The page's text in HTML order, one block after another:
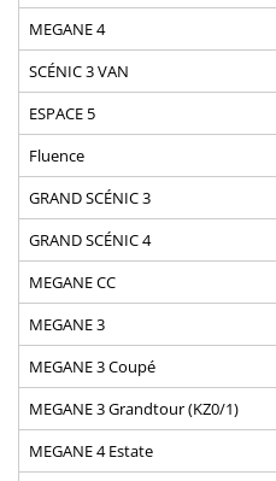
MEGANE 4
SCÉNIC 3 VAN
ESPACE 5
Fluence
GRAND SCÉNIC 3
GRAND SCÉNIC 4
MEGANE CC
MEGANE 3
MEGANE 3 Coupé
MEGANE 3 Grandtour (KZ0/1)
MEGANE 4 Estate